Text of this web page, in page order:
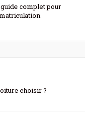
complet pour
choisir ?